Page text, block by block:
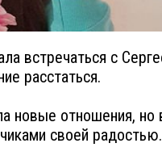
встречаться с
расстаться.
новые отношения, но
своей радостью.